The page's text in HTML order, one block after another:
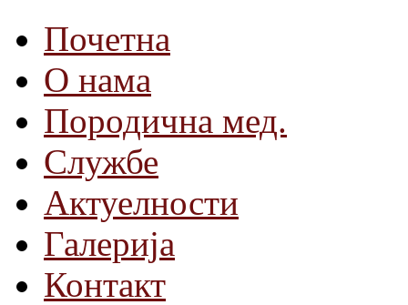
Почетна
О нама
Породична мед.
Службе
Актуелности
Галерија
Контакт